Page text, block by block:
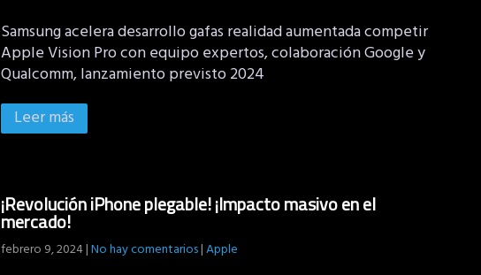
Samsung acelera desarrollo gafas realidad aumentada competir
Apple Vision Pro con equipo expertos, colaboración Google y
Qualcomm, lanzamiento previsto 2024
Leer más
¡Revolución iPhone plegable! ¡Impacto masivo en el
mercado!
febrero 9, 2024|No hay comentarios|Apple